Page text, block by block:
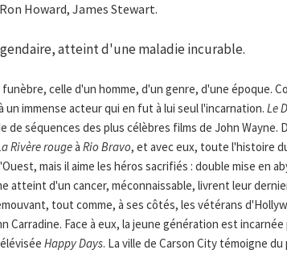
Howard, James Stewart.
atteint d'une maladie incurable.
celle d'un homme, d'un genre, d'une époque.
immense acteur qui en fut à lui seul l'incarnation. Le
de séquences des plus célèbres films de John Wayne.
Rivère rougeà Rio Bravo, et avec eux, toute l'histoire
mais il aime les héros sacrifiés : double mise en
atteint d'un cancer, méconnaissable, livrent leur
tout comme, à ses côtés, les vétérans
Carradine. Face à eux, la jeune génération est incarnée
Happy Days. La ville de Carson City témoigne du